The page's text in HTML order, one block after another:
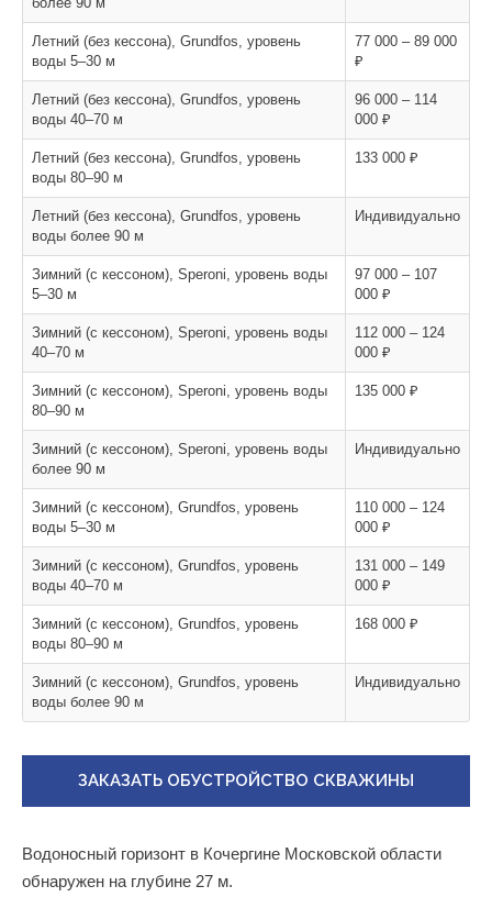
Летний (без кессона), Grundfos, уровень
воды 5–30 м
77 000 – 89 000
₽
Летний (без кессона), Grundfos, уровень
воды 40–70 м
96 000 – 114
000 ₽
Летний (без кессона), Grundfos, уровень
воды 80–90 м
133 000 ₽
Летний (без кессона), Grundfos, уровень
воды более 90 м
Индивидуально
Зимний (с кессоном), Speroni, уровень воды
5–30 м
97 000 – 107
000 ₽
Зимний (с кессоном), Speroni, уровень воды
40–70 м
112 000 – 124
000 ₽
Зимний (с кессоном), Speroni, уровень воды
80–90 м
135 000 ₽
Зимний (с кессоном), Speroni, уровень воды
более 90 м
Индивидуально
Зимний (с кессоном), Grundfos, уровень
воды 5–30 м
110 000 – 124
000 ₽
Зимний (с кессоном), Grundfos, уровень
воды 40–70 м
131 000 – 149
000 ₽
Зимний (с кессоном), Grundfos, уровень
воды 80–90 м
168 000 ₽
Зимний (с кессоном), Grundfos, уровень
воды более 90 м
Индивидуально
ЗАКАЗАТЬ ОБУСТРОЙСТВО СКВАЖИНЫ
Водоносный горизонт в Кочергине Московской области
обнаружен на глубине 27 м.